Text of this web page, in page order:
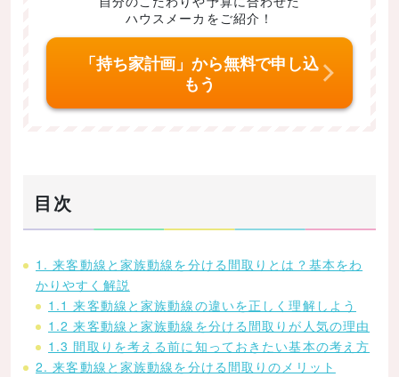
Twitt Face はてなブ
ハウスメーカをご紹介！
「持ち家計画」から無料で申し込
もう
目次
1. 来客動線と家族動線を分ける間取りとは？基本をわ
かりやすく解説
1.1 来客動線と家族動線の違いを正しく理解しよう
1.2 来客動線と家族動線を分ける間取りが人気の理由
1.3 間取りを考える前に知っておきたい基本の考え方
2. 来客動線と家族動線を分ける間取りのメリット